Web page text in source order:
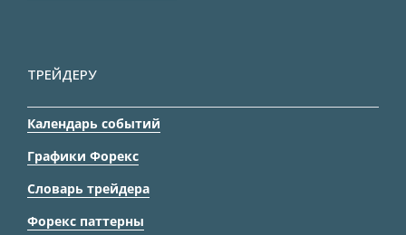
ТРЕЙДЕРУ
Календарь событий
Графики Форекс
Словарь трейдера
Форекс паттерны